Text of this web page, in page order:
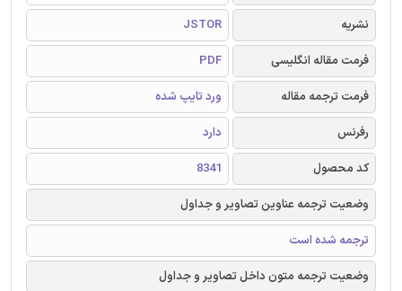
نشریه
JSTOR
فرمت مقاله انگلیسی
PDF
فرمت ترجمه مقاله
ورد تایپ شده
رفرنس
دارد
کد محصول
8341
وضعیت ترجمه عناوین تصاویر و جداول
ترجمه شده است
وضعیت ترجمه متون داخل تصاویر و جداول